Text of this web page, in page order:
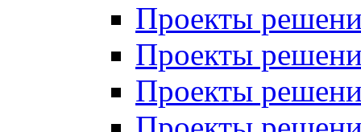
Проекты
Проекты
Проекты